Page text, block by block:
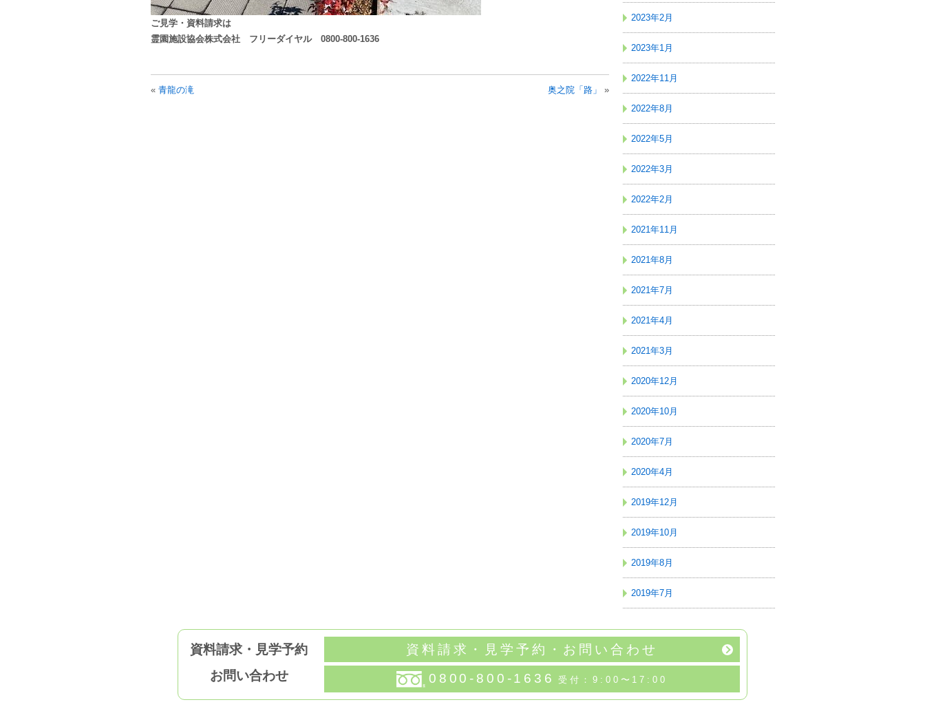
ご見学・資料請求は
霊園施設協会株式会社 フリーダイヤル 0800-800-1636
« 青龍の滝 奥之院「路」 »
2023年2月
2023年1月
2022年11月
2022年8月
2022年5月
2022年3月
2022年2月
2021年11月
2021年8月
2021年7月
2021年4月
2021年3月
2020年12月
2020年10月
2020年7月
2020年4月
2019年12月
2019年10月
2019年8月
2019年7月
資料請求・見学予約
お問い合わせ
資料請求・見学予約・お問い合わせ
0800-800-1636
受付：9:00〜17:00